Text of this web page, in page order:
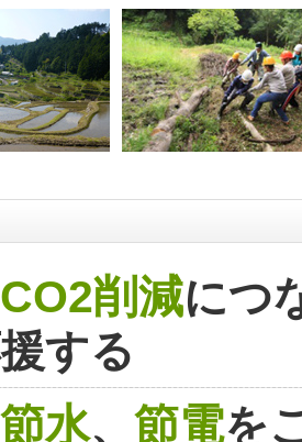
CO2削減につ
する
節水、 節電を